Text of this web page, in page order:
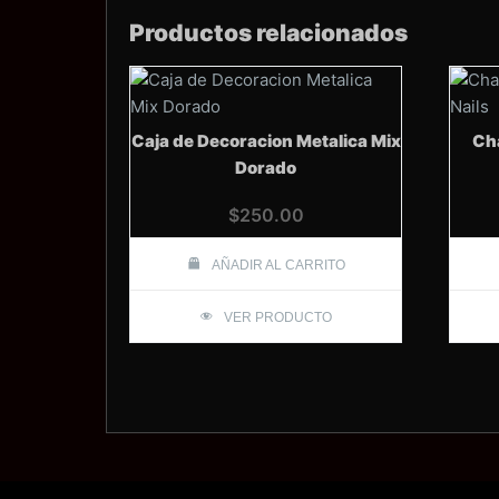
Productos relacionados
Caja de Decoracion Metalica Mix
Dorado
$250.00
AÑADIR AL CARRITO
VER PRODUCTO